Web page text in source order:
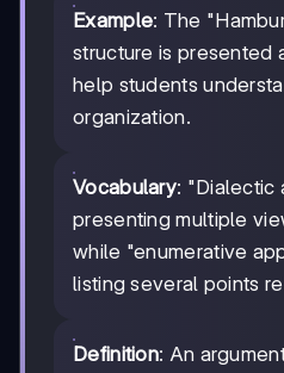
Example: The
structure is presented
help students
organization.
Vocabulary: "Dialectic
presenting multiple
while "enumerative
listing several points
Definition: An